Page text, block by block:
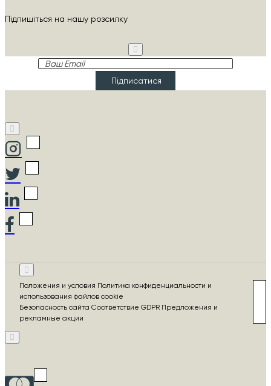
Підпишіться на нашу розсилку
Ваш
Підписатися
Положения и условия Политика конфиденциальности и
использования файлов cookie
Безопасность сайта Соответствие GDPR Предложения и
рекламные акции